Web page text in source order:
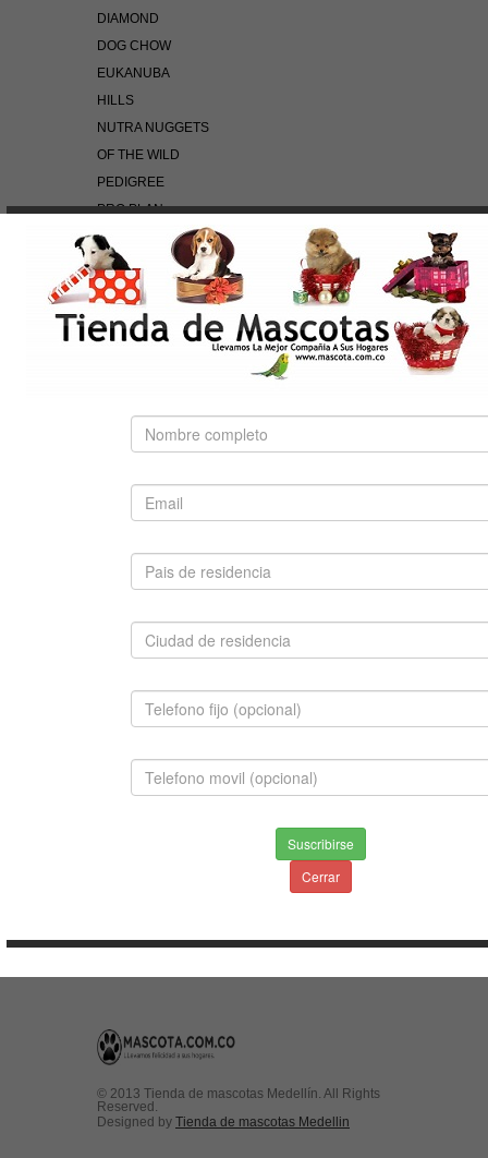
DIAMOND
DOG CHOW
EUKANUBA
HILLS
NUTRA NUGGETS
OF THE WILD
PEDIGREE
PRO PLAN
ROYAL CANIN
BÚSQUEDA RÁPIDA
Use palabras clave para encontrar el producto que
busca.
SUGERIDO
SAN BERNARDO
$1,500,000.00
© 2013 Tienda de mascotas Medellín. All Rights
Reserved.
Designed by Tienda de mascotas Medellin
Suscribirse
Cerrar